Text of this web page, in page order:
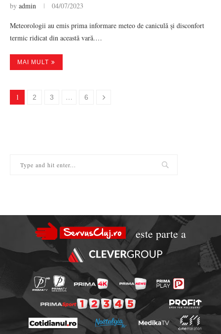
by admin 04/07/2023
Meteorologii au emis prima informare meteo de caniculă și disconfort
termic ridicat din această vară.…
MAI MULT
1 2 3 … 6
este parte a